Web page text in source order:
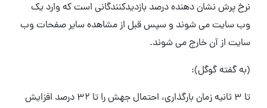
نرخ پرش نشان دهنده درصد بازدیدکنندگانی است که وارد یک
وب سایت می شوند و سپس قبل از مشاهده سایر صفحات وب
سایت از آن خارج می شوند.
(به گفته گوگل):
تا 3 ثانیه زمان بارگذاری، احتمال جهش را تا 32 درصد افزایش